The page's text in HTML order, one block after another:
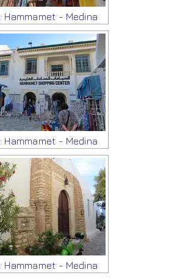
Hammamet - Medina
Hammamet - Medina
Hammamet - Medina